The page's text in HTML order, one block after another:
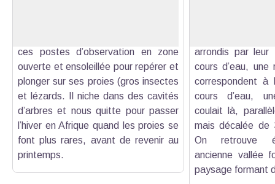
ces postes d’observation en zone
ouverte et ensoleillée pour repérer et
plonger sur ses proies (gros insectes
et lézards. Il niche dans des cavités
d’arbres et nous quitte pour passer
l’hiver en Afrique quand les proies se
font plus rares, avant de revenir au
printemps.
arrondis par leur
cours d’eau,
correspondent à
cours d’eau,
coulait là,
mais décalée de
On retrouve
ancienne vallée
paysage formant